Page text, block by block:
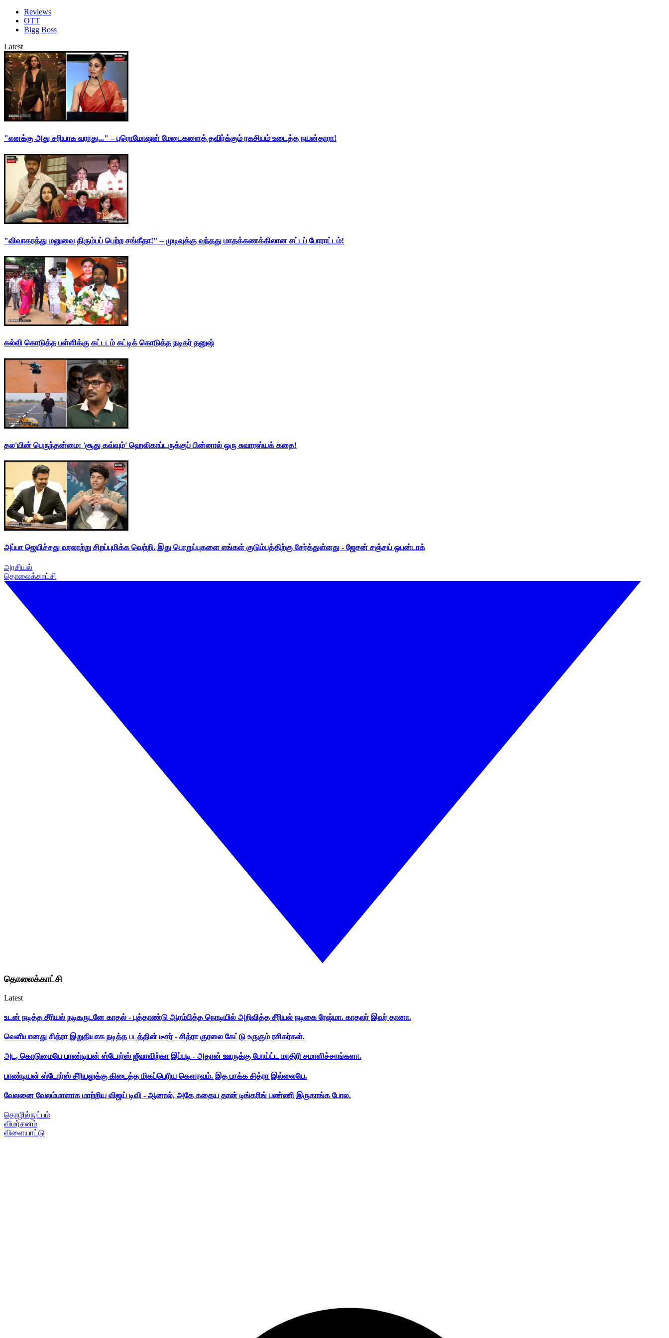
Reviews
OTT
Bigg Boss
Latest
"எனக்கு அது சரியாக வராது..." – புரொமோஷன் மேடைகளைத் தவிர்க்கும் ரகசியம் உடைத்த நயன்தாரா!
"விவாகரத்து மனுவை திரும்பப் பெற்ற சங்கீதா!" – முடிவுக்கு வந்தது மாதக்கணக்கிலான சட்டப் போராட்டம்!
கல்வி கொடுத்த பள்ளிக்கு கட்டடம் கட்டிக் கொடுத்த நடிகர் தனுஷ்
தல'யின் பெருந்தன்மை: 'சூது கவ்வும்' ஹெலிகாப்டருக்குப் பின்னால் ஒரு சுவாரஸ்யக் கதை!
அப்பா ஜெயிச்சது வரலாற்று சிறப்புமிக்க வெற்றி. இது பொறுப்புகளை எங்கள் குடும்பத்திற்கு சேர்த்துள்ளது - ஜேசன் சஞ்சய் ஒபன்டாக்
அரசியல்
தொலைக்காட்சி
தொலைக்காட்சி
Latest
உடன் நடித்த சீரியல் நடிகருடனே காதல் - புத்தாண்டு ஆரம்பித்த நொடியில் அறிவித்த சீரியல் நடிகை ரேஷ்மா. காதலர் இவர் தானா.
வெளியானது சித்ரா இறுதியாக நடித்த படத்தின் டீசர் - சித்ரா குரலை கேட்டு உருகும் ரசிகர்கள்.
அட, கொடுமையே பாண்டியன் ஸ்டோர்ஸ் ஜீவாவிற்கா இப்படி - அதான் ஊருக்கு போய்ட்ட மாதிரி சமாளிச்சாங்களா.
பாண்டியன் ஸ்டோர்ஸ் சீரியலுக்கு கிடைத்த மிகப்பெரிய கௌரவம். இத பாக்க சித்ரா இல்லையே.
வேலனை வேலம்மாளாக மாற்றிய விஜய் டிவி - ஆனால், அதே கதைய தான் டிங்கரிங் பண்ணி இருகாங்க போல.
தொழில்நுட்பம்
விமர்சனம்
விளையாட்டு